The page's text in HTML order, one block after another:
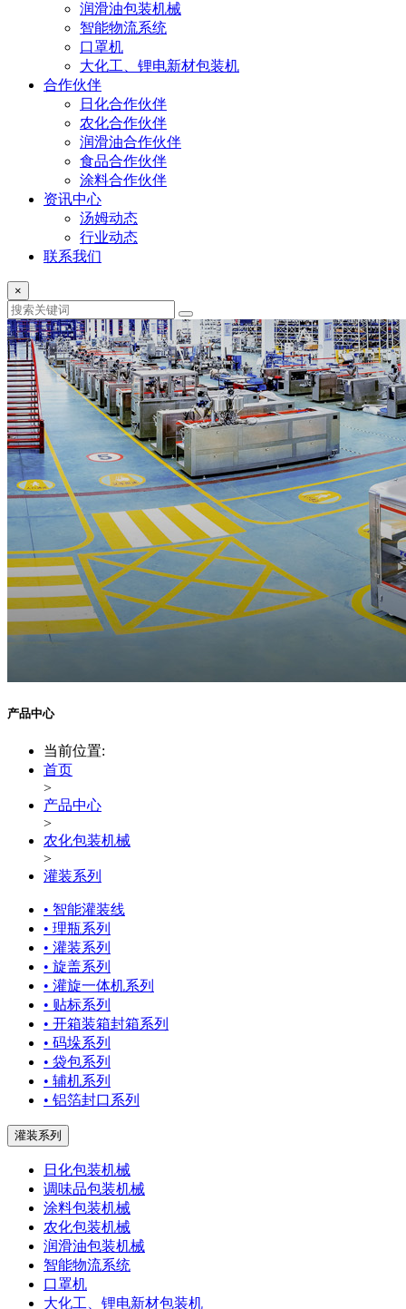
润滑油包装机械
智能物流系统
口罩机
大化工、锂电新材包装机
合作伙伴
日化合作伙伴
农化合作伙伴
润滑油合作伙伴
食品合作伙伴
涂料合作伙伴
资讯中心
汤姆动态
行业动态
联系我们
×
产品中心
当前位置:
首页
>
产品中心
>
农化包装机械
>
灌装系列
• 智能灌装线
• 理瓶系列
• 灌装系列
• 旋盖系列
• 灌旋一体机系列
• 贴标系列
• 开箱装箱封箱系列
• 码垛系列
• 袋包系列
• 辅机系列
• 铝箔封口系列
灌装系列
日化包装机械
调味品包装机械
涂料包装机械
农化包装机械
润滑油包装机械
智能物流系统
口罩机
大化工、锂电新材包装机